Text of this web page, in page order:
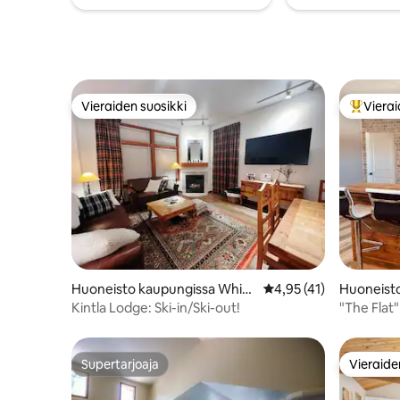
muutaman askeleen päässä
Vieraiden suosikki
Vieraiden suosikki
Huoneisto kaupungissa White
fish
Keskimääräinen arvio
4,95 (41)
Kintla Lodge: Ski-in/Ski-out!
ell
"The
Supertarjoaja
Supertarjoaja